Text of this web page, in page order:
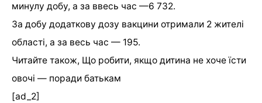
минулу добу, а за ввесь час —6 732.
За добу додаткову дозу вакцини отримали 2 жителі
області, а за весь час — 195.
Читайте також, Що робити, якщо дитина не хоче їсти
овочі — поради батькам
[ad_2]